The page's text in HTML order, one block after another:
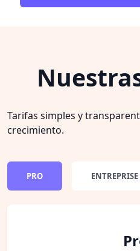
Tarifas simples y
crecimiento.
PRO ENTREPRISE